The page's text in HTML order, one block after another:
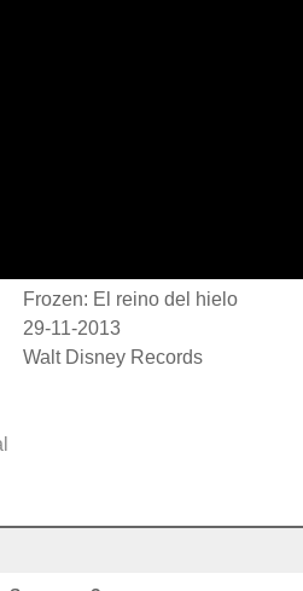
Frozen: El reino del hielo
29-11-2013
Walt Disney Records